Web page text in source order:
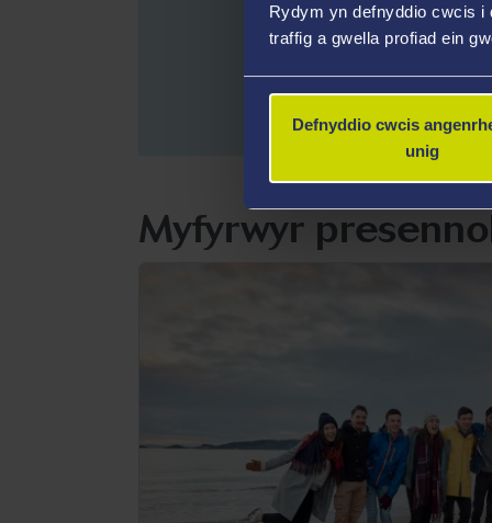
Rydym yn defnyddio cwcis i
traffig a gwella profiad ein
Defnyddio cwcis
unig
Myfyrwyr